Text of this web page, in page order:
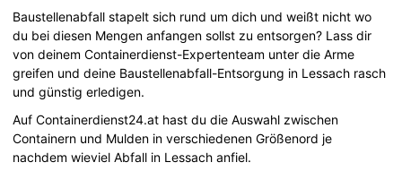
Baustellenabfall stapelt sich rund um dich und weißt nicht wo
du bei diesen Mengen anfangen sollst zu entsorgen? Lass dir
von deinem Containerdienst-Expertenteam unter die Arme
greifen und deine Baustellenabfall-Entsorgung in Lessach rasch
und günstig erledigen.
Auf Containerdienst24.at hast du die Auswahl zwischen
Containern und Mulden in verschiedenen Größenord je
nachdem wieviel Abfall in Lessach anfiel.